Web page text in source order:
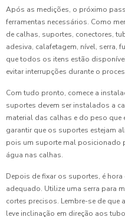
Após as medições, o próximo
ferramentas necessários. Como
de calhas, suportes, conectores,
adesiva, calafetagem, nível, serra,
que todos os itens estão
evitar interrupções durante o
Com tudo pronto, comece a
suportes devem ser instalados a
material das calhas e do peso
garantir que os suportes estejam
pois um suporte mal posicionado
água nas calhas.
Depois de fixar os suportes, é
adequado. Utilize uma serra para
cortes precisos. Lembre-se de que
leve inclinação em direção aos